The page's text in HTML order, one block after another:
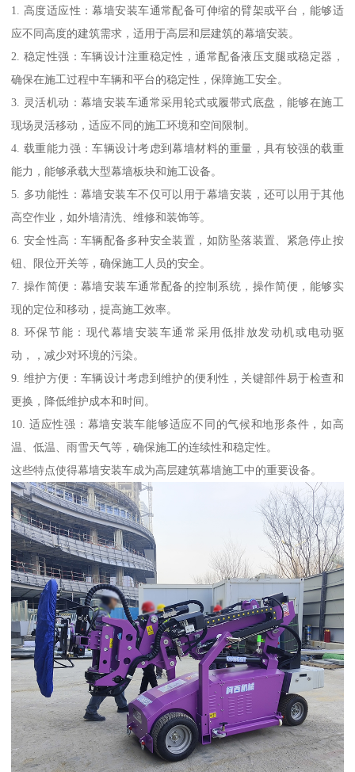
1. 高度适应性：幕墙安装车通常配备可伸缩的臂架或平台，能够适
应不同高度的建筑需求，适用于高层和层建筑的幕墙安装。
2. 稳定性强：车辆设计注重稳定性，通常配备液压支腿或稳定器，
确保在施工过程中车辆和平台的稳定性，保障施工安全。
3. 灵活机动：幕墙安装车通常采用轮式或履带式底盘，能够在施工
现场灵活移动，适应不同的施工环境和空间限制。
4. 载重能力强：车辆设计考虑到幕墙材料的重量，具有较强的载重
能力，能够承载大型幕墙板块和施工设备。
5. 多功能性：幕墙安装车不仅可以用于幕墙安装，还可以用于其他
高空作业，如外墙清洗、维修和装饰等。
6. 安全性高：车辆配备多种安全装置，如防坠落装置、紧急停止按
钮、限位开关等，确保施工人员的安全。
7. 操作简便：幕墙安装车通常配备的控制系统，操作简便，能够实
现的定位和移动，提高施工效率。
8. 环保节能：现代幕墙安装车通常采用低排放发动机或电动驱
动，，减少对环境的污染。
9. 维护方便：车辆设计考虑到维护的便利性，关键部件易于检查和
更换，降低维护成本和时间。
10. 适应性强：幕墙安装车能够适应不同的气候和地形条件，如高
温、低温、雨雪天气等，确保施工的连续性和稳定性。
这些特点使得幕墙安装车成为高层建筑幕墙施工中的重要设备。